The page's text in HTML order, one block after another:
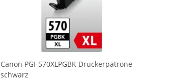
Canon PGI-570XLPGBK Druckerpatrone
schwarz